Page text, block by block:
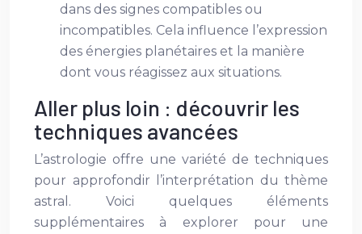
dans des signes compatibles ou
incompatibles. Cela influence l’expression
des énergies planétaires et la manière
dont vous réagissez aux situations.
Aller plus loin : découvrir les
techniques avancées
L’astrologie offre une variété de techniques
pour approfondir l’interprétation du thème
astral. Voici quelques éléments
supplémentaires à explorer pour une